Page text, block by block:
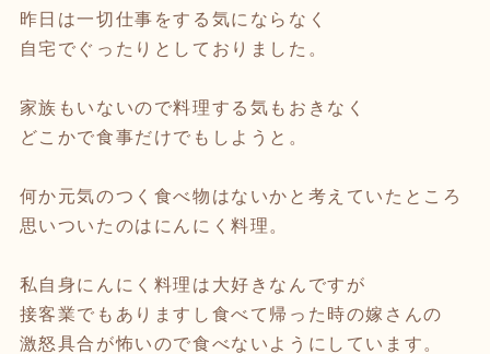
昨日は一切仕事をする気にならなく
自宅でぐったりとしておりました。
家族もいないので料理する気もおきなく
どこかで食事だけでもしようと。
何か元気のつく食べ物はないかと考えていたところ
思いついたのはにんにく料理。
私自身にんにく料理は大好きなんですが
接客業でもありますし食べて帰った時の嫁さんの
激怒具合が怖いので食べないようにしています。